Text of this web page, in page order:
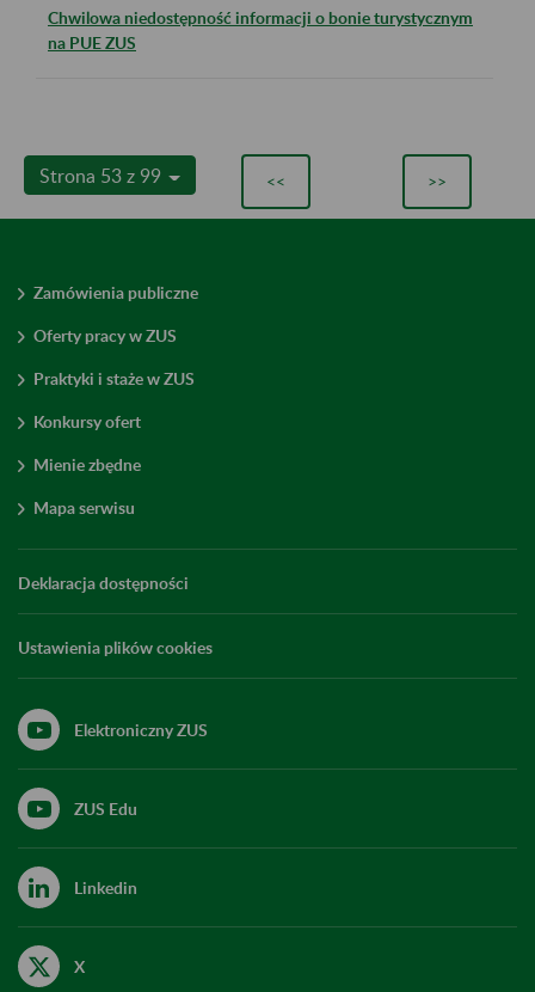
Chwilowa niedostępność informacji o bonie turystycznym
na PUE ZUS
Strona 53 z 99 << >>
Zamówienia publiczne
Oferty pracy w ZUS
Praktyki i staże w ZUS
Konkursy ofert
Mienie zbędne
Mapa serwisu
Deklaracja dostępności
Ustawienia plików cookies
Elektroniczny ZUS
ZUS Edu
Linkedin
X